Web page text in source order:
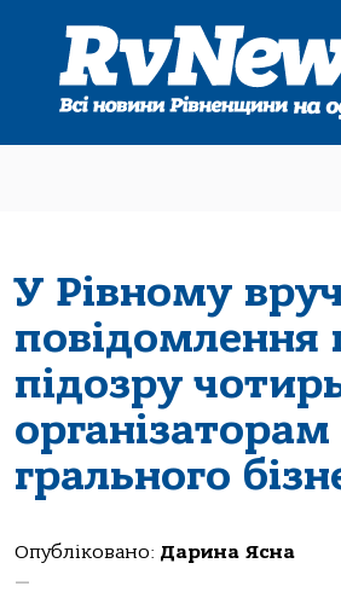
У Рівному
повідомлення
підозру
організаторам
грального
Опубліковано: Дарина Ясна
—